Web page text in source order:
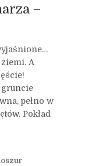
–
A
gruncie
pełno w
Pokład